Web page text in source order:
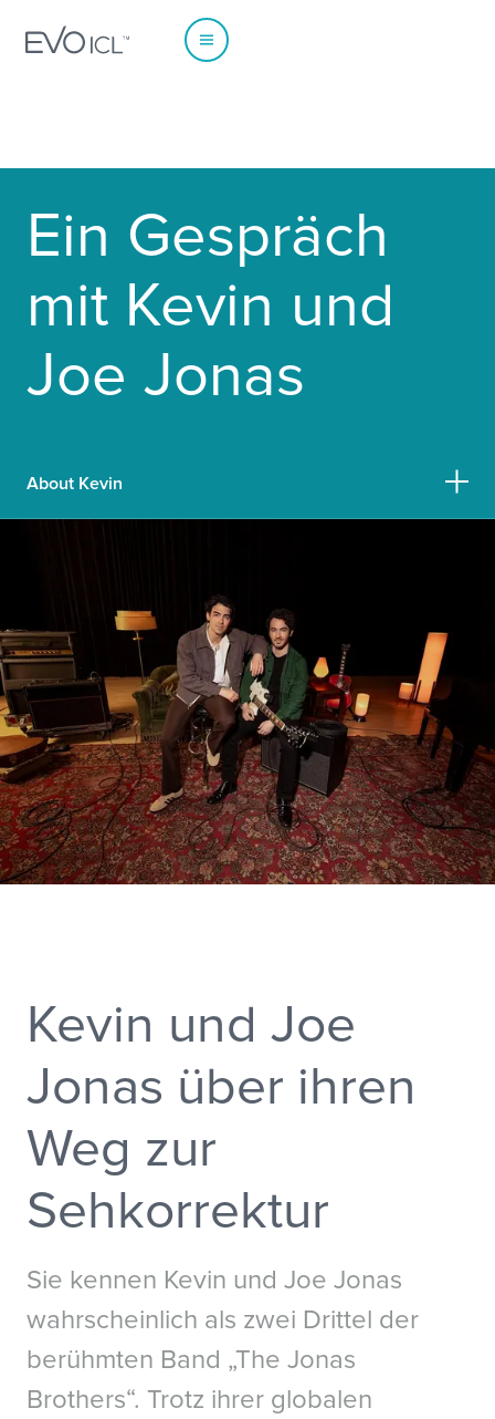
Ein Gespräch
mit Kevin und
Joe Jonas
About Kevin
Die weltweiten Superstars und
Musiker berichten, wie die EVO ihr
Leben verändert hat.
Kevin und Joe
Jonas über ihren
Weg zur
Sehkorrektur
Sie kennen Kevin und Joe Jonas
wahrscheinlich als zwei Drittel der
berühmten Band „The Jonas
Brothers“. Trotz ihrer globalen
Austria
Belgium - French
France
Italy
Poland
Spain
Sweden
Switzerland - German
Mexico
LATIN AMERICA
Brazil
English
Spanish
NORTH AFRICA
MIDDLE EAST
Middle East عربى
Australia
India
New Zealand
South East Asia